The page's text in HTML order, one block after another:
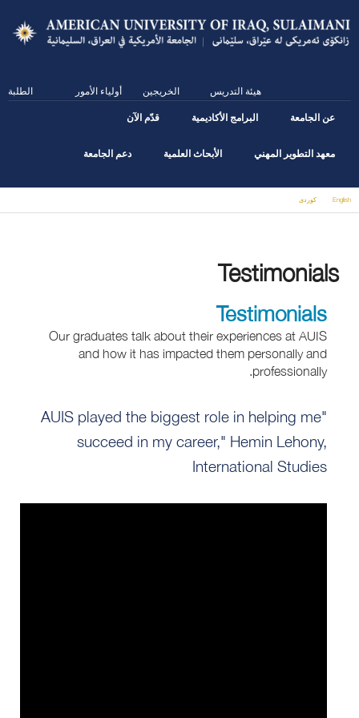
main
content
الطلبة أولياء الأمور الخريجين هيئة التدريس
عن الجامعة البرامج الأكاديمية قدّم الآن
معهد التطوير المهني الأبحاث العلمية دعم الجامعة
English كوردى
Testimonials
Testimonials
Our graduates talk about their experiences at AUIS
and how it has impacted them personally and
professionally.
"AUIS played the biggest role in helping me
succeed in my career," Hemin Lehony,
International Studies